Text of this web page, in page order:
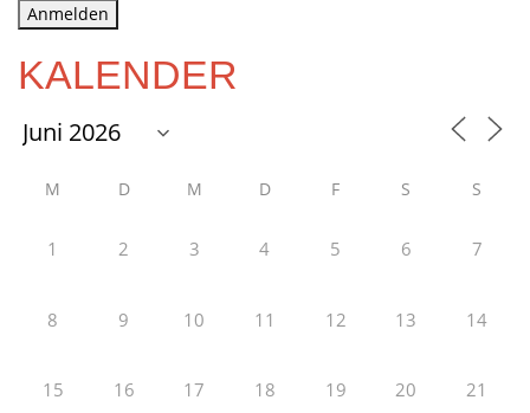
Anmelden
KALENDER
M D M D F S S
1 2 3 4 5 6 7
8 9 10 11 12 13 14
15 16 17 18 19 20 21